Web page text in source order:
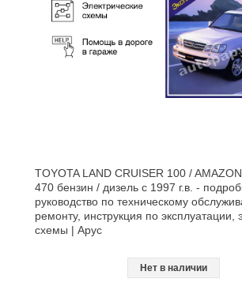
TOYOTA LAND CRUISER 100 /
470 бензин / дизель с 1997 г.в. -
руководство по техническому
ремонту, инструкция по эксплуатации,
схемы | Арус
Нет в наличии